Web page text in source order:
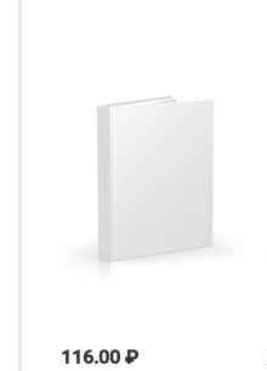
116.00 ₽